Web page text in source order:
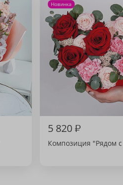
Новинка
5 820₽
Композиция "Рядом